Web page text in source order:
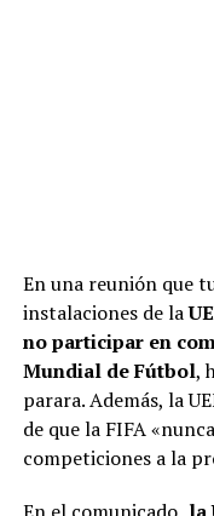
En una reunión que
instalaciones de la
no participar en
Mundial de Fútbol,
parara. Además, la
de que la FIFA
competiciones a la